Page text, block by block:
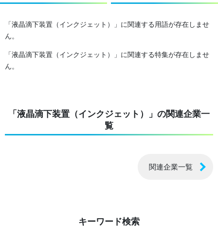
「液晶滴下装置（インクジェット）」に関連する用語が存在しませ
ん。
「液晶滴下装置（インクジェット）」に関連する特集が存在しませ
ん。
「液晶滴下装置（インクジェット）」の関連企業一
覧
関連企業一覧
キーワード検索